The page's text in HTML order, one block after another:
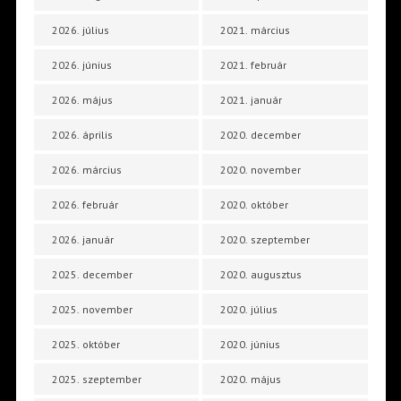
2026. július
2026. június
2026. május
2026. április
2026. március
2026. február
2026. január
2025. december
2025. november
2025. október
2025. szeptember
2021. március
2021. február
2021. január
2020. december
2020. november
2020. október
2020. szeptember
2020. augusztus
2020. július
2020. június
2020. május